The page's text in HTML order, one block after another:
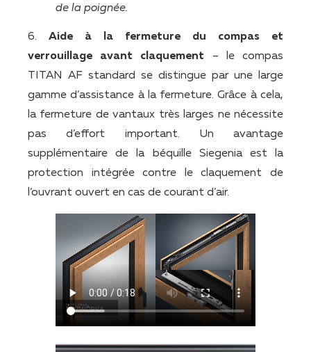
de la poignée.
6. Aide à la fermeture du compas et
verrouillage avant claquement – le compas
TITAN AF standard se distingue par une large
gamme d’assistance à la fermeture. Grâce à cela,
la fermeture de vantaux très larges ne nécessite
pas d’effort important. Un avantage
supplémentaire de la béquille Siegenia est la
protection intégrée contre le claquement de
l’ouvrant ouvert en cas de courant d’air.